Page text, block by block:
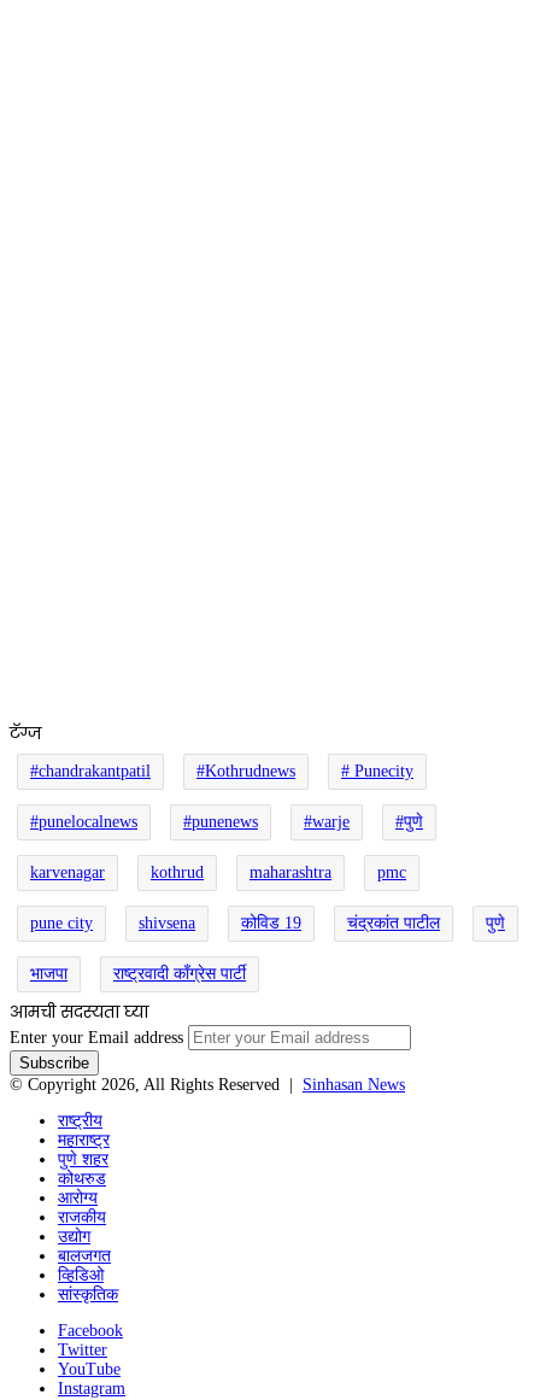
टॅग्ज
#chandrakantpatil #Kothrudnews # Punecity
#punelocalnews #punenews #warje #पुणे
karvenagar kothrud maharashtra pmc
pune city shivsena कोविड 19 चंद्रकांत पाटील पुणे
भाजपा राष्ट्रवादी काँग्रेस पार्टी
आमची सदस्यता घ्या
Enter your Email address
© Copyright 2026, All Rights Reserved | Sinhasan News
राष्ट्रीय
महाराष्ट्र
पुणे शहर
कोथरुड
आरोग्य
राजकीय
उद्योग
बालजगत
व्हिडिओ
सांस्कृतिक
Facebook
Twitter
YouTube
Instagram